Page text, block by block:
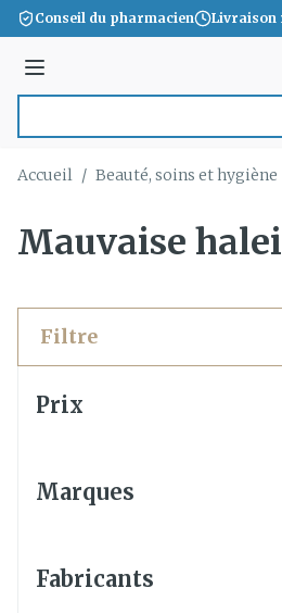
Aller au contenu
Conseil du pharmacien Livraison
Menu
Accueil / Beauté, soins et hygiène
Mauvaise
Filtre
Prix
Marques
Fabricants